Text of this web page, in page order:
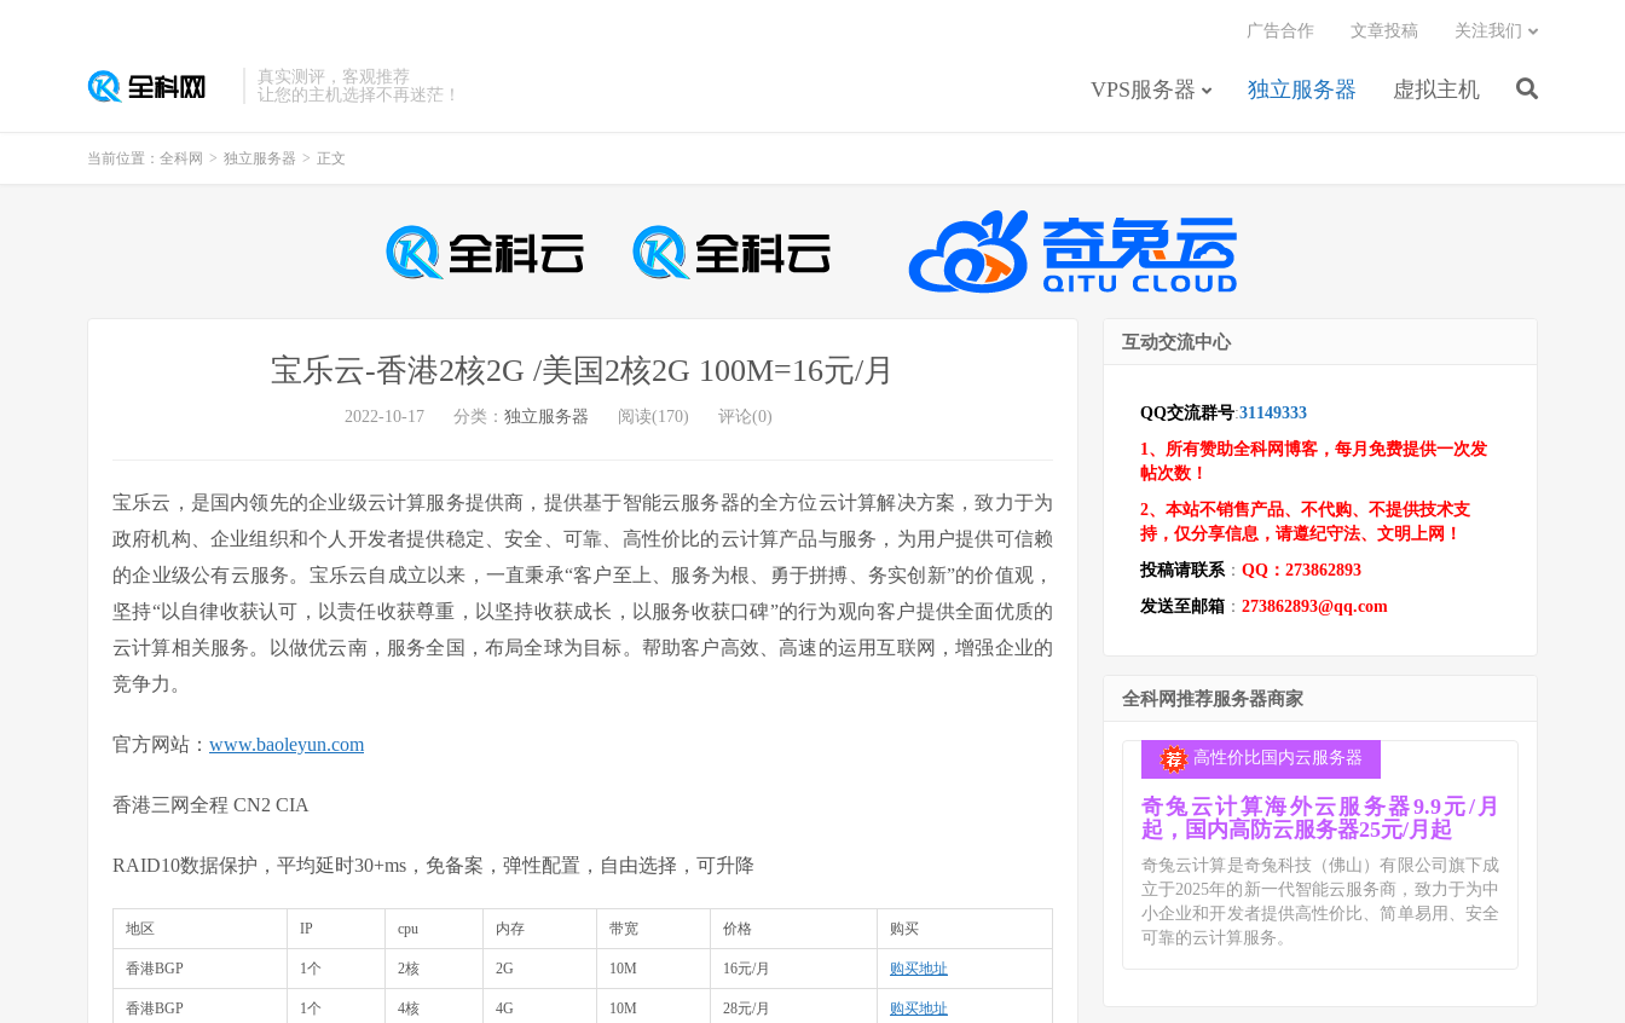
真实测评，客观推荐
让您的主机选择不再迷茫！
VPS服务器 独立服务器 虚拟主机
广告合作 文章投稿 关注我们
当前位置： 全科网 > 独立服务器 > 正文
宝乐云-香港2核2G /美国2核2G 100M=16元/月
2022-10-17 分类： 独立服务器 阅读(170) 评论(0)
宝乐云，是国内领先的企业级云计算服务提供商，提供基于智能云服务器的全方位云计算解决方案，致力于为
政府机构、企业组织和个人开发者提供稳定、安全、可靠、高性价比的云计算产品与服务，为用户提供可信赖
的企业级公有云服务。宝乐云自成立以来，一直秉承“客户至上、服务为根、勇于拼搏、务实创新”的价值观，
坚持“以自律收获认可，以责任收获尊重，以坚持收获成长，以服务收获口碑”的行为观向客户提供全面优质的
云计算相关服务。以做优云南，服务全国，布局全球为目标。帮助客户高效、高速的运用互联网，增强企业的
竞争力。
官方网站 ： www.baoleyun.com
香港三网全程 CN2 CIA
RAID10数据保护，平均延时30+ms，免备案，弹性配置，自由选择，可升降
地区 IP cpu 内存 带宽 价格 购买
香港BGP 1个 2核 2G 10M 16元/月 购买地址
香港BGP 1个 4核 4G 10M 28元/月 购买地址
互动交流中心
QQ交流群号:31149333
1、所有赞助全科网博客，每月免费提供一次发
帖次数！
2、本站不销售产品、不代购、不提供技术支
持，仅分享信息，请遵纪守法、文明上网！
投稿请联系： QQ：273862893
发送至邮箱 ： 273862893@qq.com
全科网推荐服务器商家
高性价比国内云服务器
奇兔云计算海外云服务器9.9元/月
起，国内高防云服务器25元/月起
奇兔云计算是奇兔科技（佛山）有限公司旗下成
立于2025年的新一代智能云服务商，致力于为中
小企业和开发者提供高性价比、简单易用、安全
可靠的云计算服务。